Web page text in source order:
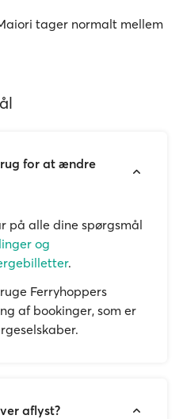
tager normalt mellem
for at ændre
på alle dine spørgsmål
og
.
Ferryhoppers
af bookinger, som er
aflyst?